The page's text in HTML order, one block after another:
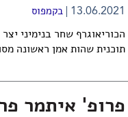
13.06.2021 בקמפוס
הכוריאוגרף שחר בנימיני
תוכנית שהות אמן ראשונה
פרופ' איתמר